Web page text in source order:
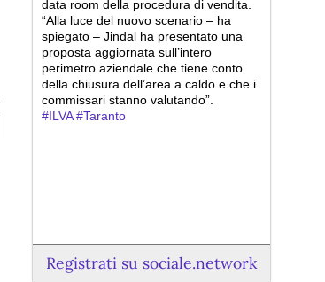
data room della procedura di vendita.
“Alla luce del nuovo scenario – ha
spiegato – Jindal ha presentato una
proposta aggiornata sull’intero
perimetro aziendale che tiene conto
della chiusura dell’area a caldo e che i
commissari stanno valutando”.
#ILVA #Taranto
Registrati su sociale.network